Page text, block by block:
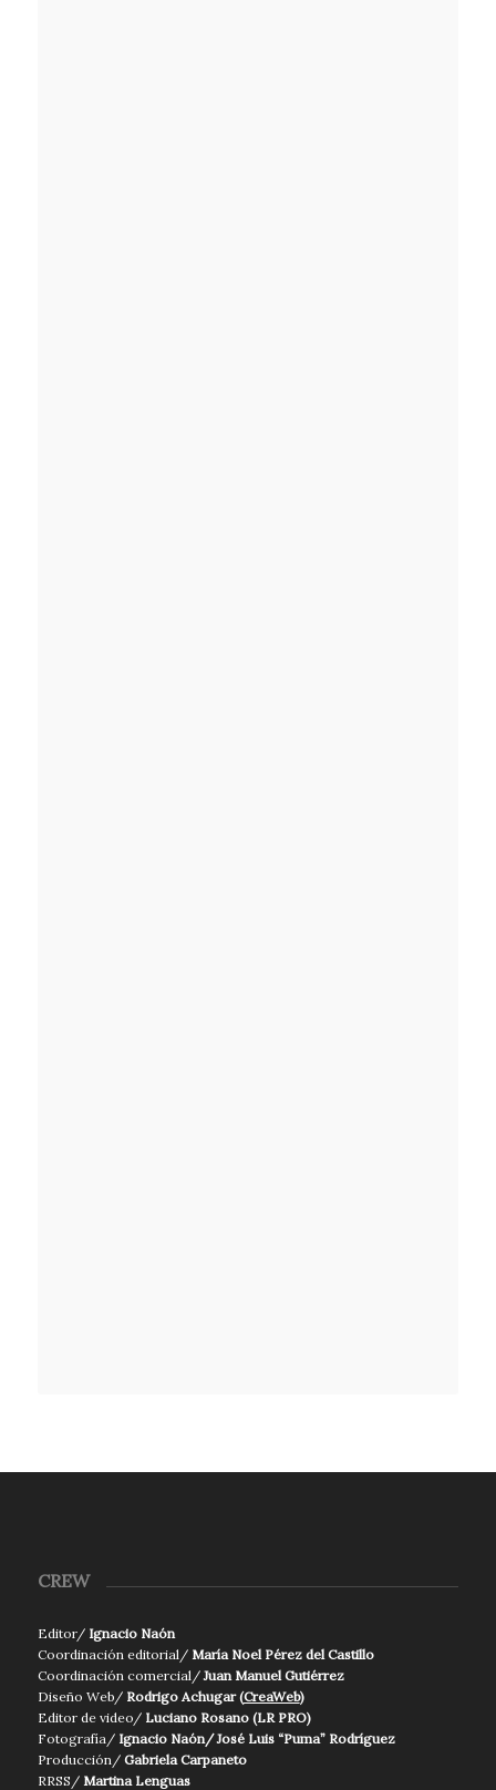
CREW
Editor/ Ignacio Naón
Coordinación editorial/ María Noel Pérez del Castillo
Coordinación comercial/Juan Manuel Gutiérrez
Diseño Web/ Rodrigo Achugar (CreaWeb)
Editor de video/Luciano Rosano (LR PRO)
Fotografía/ Ignacio Naón/ José Luis “Puma” Rodríguez
Producción/ Gabriela Carpaneto
RRSS/ Martina Lenguas